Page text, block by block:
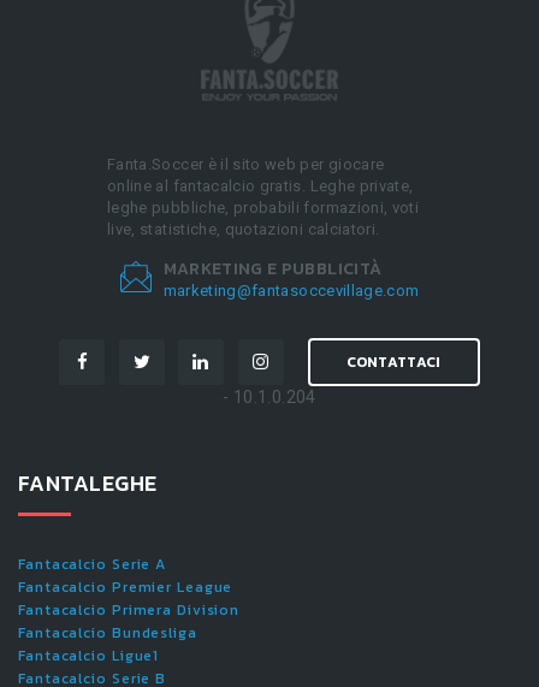
Fanta.Soccer è il sito web per giocare
online al fantacalcio gratis. Leghe private,
leghe pubbliche, probabili formazioni, voti
live, statistiche, quotazioni calciatori.
MARKETING E PUBBLICITÀ
marketing@fantasoccevillage.com
CONTATTACI
- 10.1.0.204
FANTALEGHE
Fantacalcio Serie A
Fantacalcio Premier League
Fantacalcio Primera Division
Fantacalcio Bundesliga
Fantacalcio Ligue1
Fantacalcio Serie B